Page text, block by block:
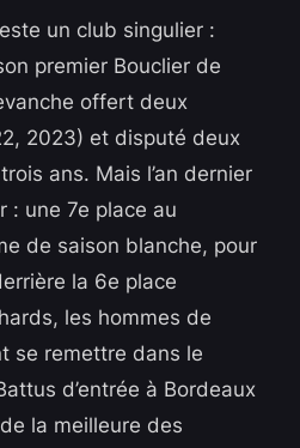
un club singulier :
premier Bouclier de
offert deux
2023) et disputé deux
ans. Mais l’an dernier
: une 7e place au
de saison blanche, pour
la 6e place
les hommes de
se remettre dans le
d’entrée à Bordeaux
la meilleure des